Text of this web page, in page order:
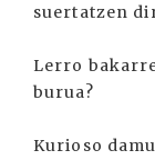
suertatzen
Lerro
burua?
Kurioso